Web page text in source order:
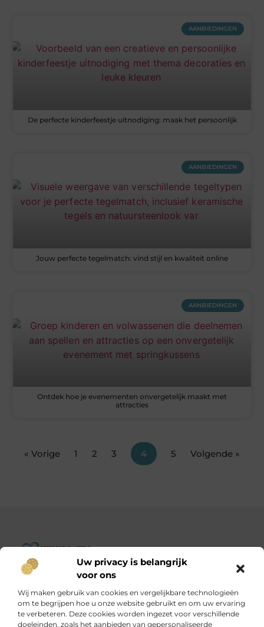
Uw privacy is belangrijk
voor ons
Wij maken gebruik van cookies en vergelijkbare technologieën
om te begrijpen hoe u onze website gebruikt en om uw ervaring
te verbeteren. Deze cookies worden ingezet voor verschillende
doeleinden, zoals het aanbieden van gepersonaliseerde
AANBIEDINGEN
De perfecte kinderfeestje uitnodiging: maak het persoonlijk
AANBIEDINGEN
Jouw perfecte tegelmatch: vind stijl en kwaliteit online
AANBIEDINGEN
Ontdek hoe je evenementen onvergetelijk maakt met
attracties
« Vorige 1 2 3 4 5 Volgende »
Goededoelenwereld.nl – Verhalen die inspireren, impact die
Ontdek een diverse verzameling blogs en artikelen over
initiatieven die de wereld een stukje beter maken.